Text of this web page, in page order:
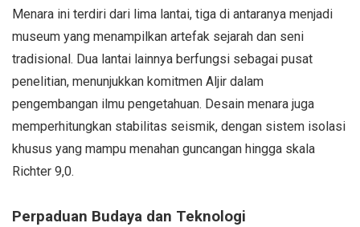
Menara ini terdiri dari lima lantai, tiga di antaranya menjadi
museum yang menampilkan artefak sejarah dan seni
tradisional. Dua lantai lainnya berfungsi sebagai pusat
penelitian, menunjukkan komitmen Aljir dalam
pengembangan ilmu pengetahuan. Desain menara juga
memperhitungkan stabilitas seismik, dengan sistem isolasi
khusus yang mampu menahan guncangan hingga skala
Richter 9,0.
Perpaduan Budaya dan Teknologi